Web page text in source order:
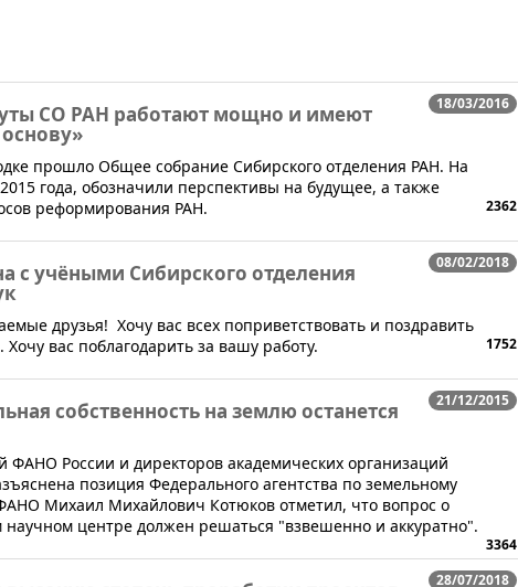
18/03/2016
СО РАН работают мощно и имеют
прошло Общее собрание Сибирского отделения РАН. На
года, обозначили перспективы на будущее, а также
реформирования РАН.
2362
08/02/2018
с учёными Сибирского отделения
друзья! Хочу вас всех поприветствовать и поздравить
вас поблагодарить за вашу работу.
1752
21/12/2015
собственность на землю останется
ФАНО России и директоров академических организаций
позиция Федерального агентства по земельному
Михаил Михайлович Котюков отметил, что вопрос о
центре должен решаться "взвешенно и аккуратно".
3364
28/07/2018